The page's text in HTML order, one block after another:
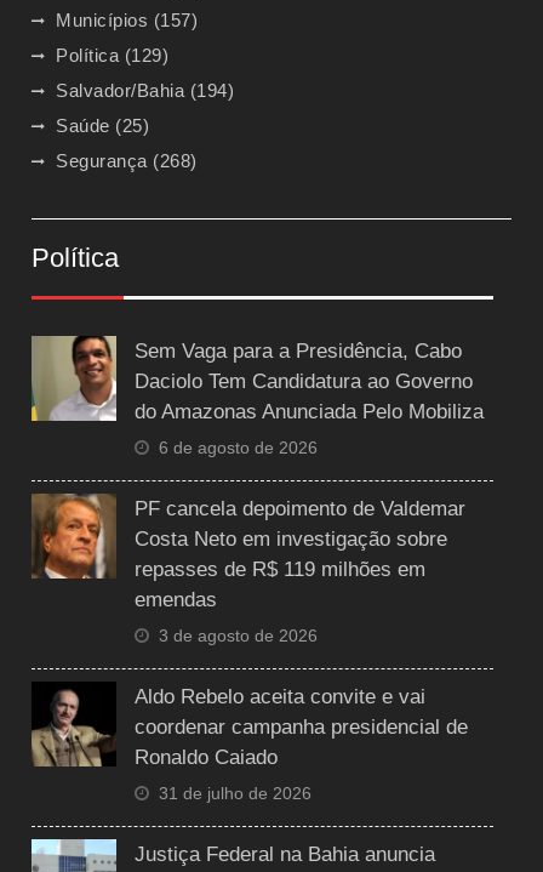
Municípios (157)
Política (129)
Salvador/Bahia (194)
Saúde (25)
Segurança (268)
Política
Sem Vaga para a Presidência, Cabo
Daciolo Tem Candidatura ao Governo
do Amazonas Anunciada Pelo Mobiliza
6 de agosto de 2026
PF cancela depoimento de Valdemar
Costa Neto em investigação sobre
repasses de R$ 119 milhões em
emendas
3 de agosto de 2026
Aldo Rebelo aceita convite e vai
coordenar campanha presidencial de
Ronaldo Caiado
31 de julho de 2026
Justiça Federal na Bahia anuncia